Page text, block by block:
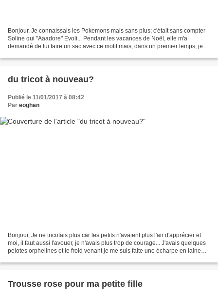
Bonjour, Je connaissais les Pokemons mais sans plus; c'était sans compter
Soline qui "Aaadore" Evoli... Pendant les vacances de Noël, elle m'a
demandé de lui faire un sac avec ce motif mais, dans un premier temps, je
du tricot à nouveau?
Publié le 11/01/2017 à 08:42
Par eoghan
Bonjour, Je ne tricotais plus car les petits n'avaient plus l'air d'apprécier et
moi, il faut aussi l'avouer, je n'avais plus trop de courage... J'avais quelques
pelotes orphelines et le froid venant je me suis faite une écharpe en laine
Trousse rose pour ma petite fille